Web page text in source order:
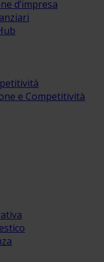
d’impresa
e Competitività